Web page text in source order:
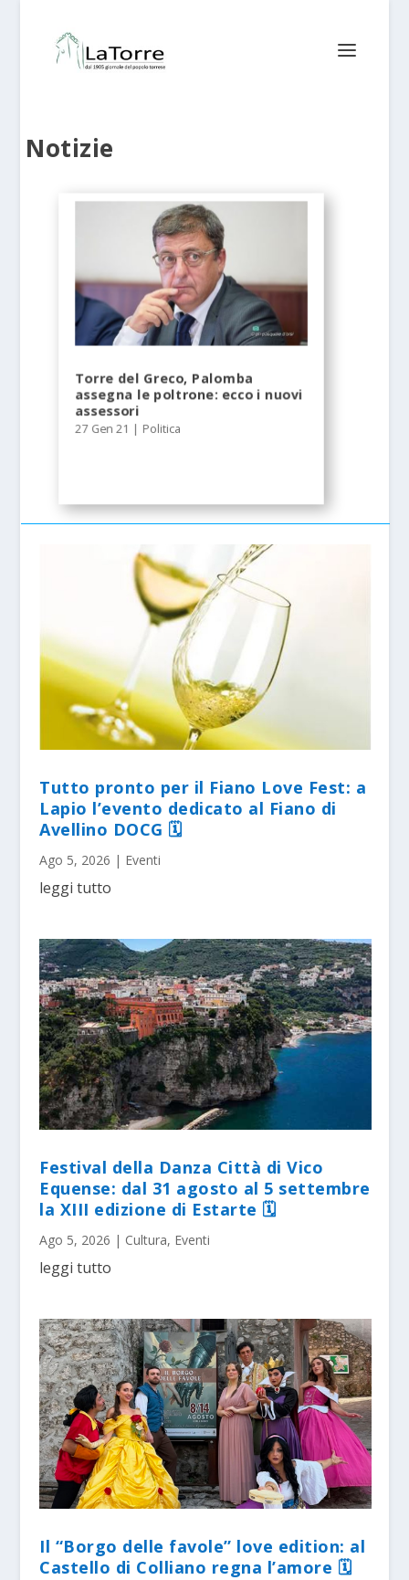
Notizie
Torre del Greco, Palomba
assegna le poltrone: ecco i nuovi
assessori
27 Gen 21 | Politica
Tutto pronto per il Fiano Love Fest: a
Lapio l’evento dedicato al Fiano di
Avellino DOCG 🗓
Ago 5, 2026 | Eventi
leggi tutto
Festival della Danza Città di Vico
Equense: dal 31 agosto al 5 settembre
la XIII edizione di Estarte 🗓
Ago 5, 2026 | Cultura, Eventi
leggi tutto
Il “Borgo delle favole” love edition: al
Castello di Colliano regna l’amore 🗓